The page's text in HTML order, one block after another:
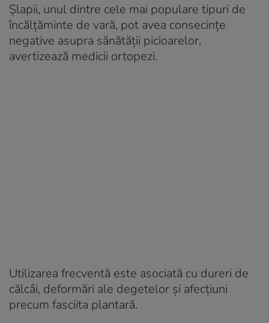
Șlapii, unul dintre cele mai populare tipuri de
încălțăminte de vară, pot avea consecințe
negative asupra sănătății picioarelor,
avertizează medicii ortopezi.
Utilizarea frecventă este asociată cu dureri de
călcâi, deformări ale degetelor și afecțiuni
precum fasciita plantară.